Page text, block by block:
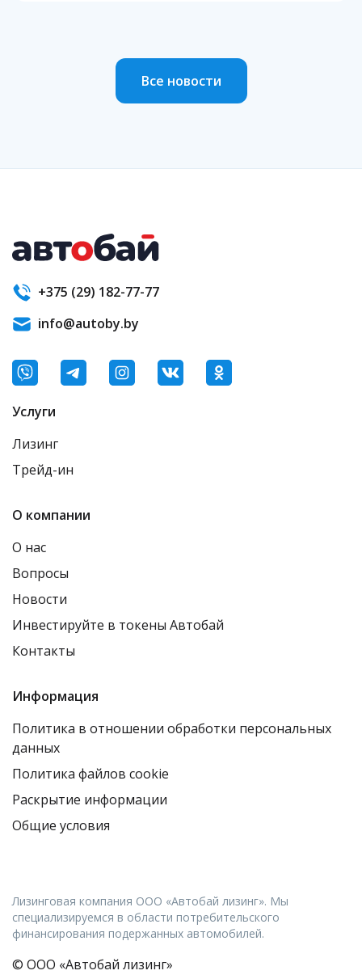
Все новости
+375 (29) 182-77-77
info@autoby.by
Услуги
Лизинг
Трейд-ин
О компании
О нас
Вопросы
Новости
Инвестируйте в токены Автобай
Контакты
Информация
Политика в отношении обработки персональных
данных
Политика файлов cookie
Раскрытие информации
Общие условия
Лизинговая компания ООО «Автобай лизинг». Мы
специализируемся в области потребительского
финансирования подержанных автомобилей.
© ООО «Автобай лизинг»